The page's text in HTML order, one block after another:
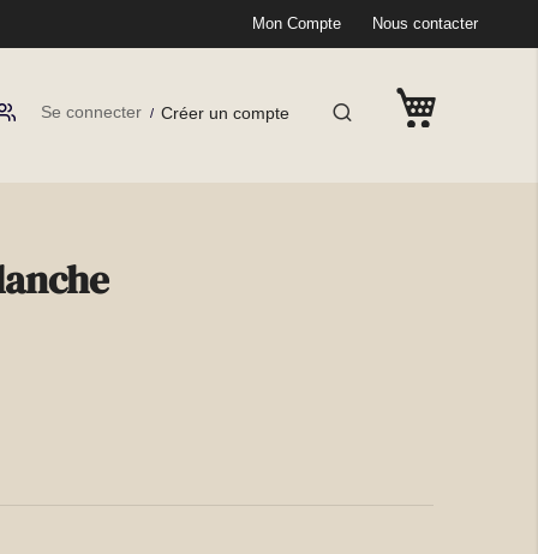
Mon Compte Nous contacter
Se connecter Créer un compte